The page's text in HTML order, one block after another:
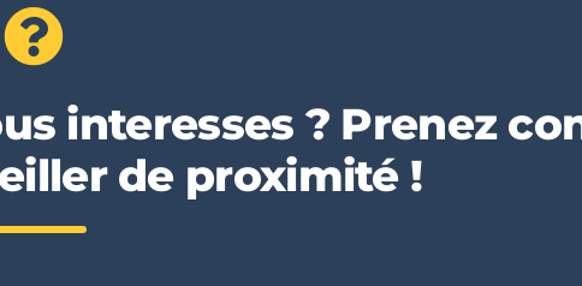
interesses ? Prenez
de proximité !